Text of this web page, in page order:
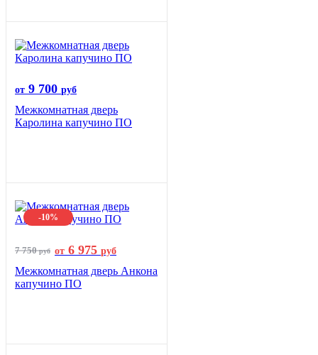
от 9 700 руб
Межкомнатная дверь
Каролина капучино ПО
-10%
7 750руб от 6 975 руб
Межкомнатная дверь Анкона
капучино ПО